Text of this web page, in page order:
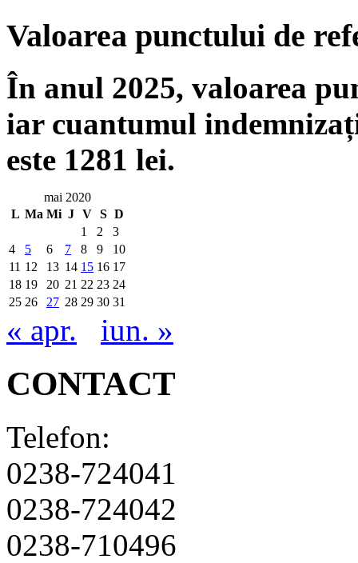
Valoarea punctului de
În anul 2025, valoarea
iar cuantumul
este 1281 lei.
mai 2020
L Ma Mi J V S D
1
2
3
4
5 6 7 8 9
10
11 12 13 14 15 16 17
18 19 20 21 22 23 24
25 26 27 28 29 30 31
« apr. iun. »
CONTACT
Telefon:
0238-724041
0238-724042
0238-710496